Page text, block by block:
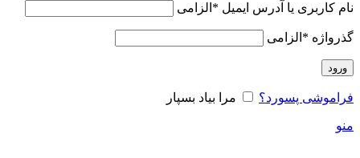
نام کاربری یا آدرس ایمیل * الزامی
گذرواژه * الزامی
ورود
فراموشی پسورد؟ مرا بیاد بسپار
منو